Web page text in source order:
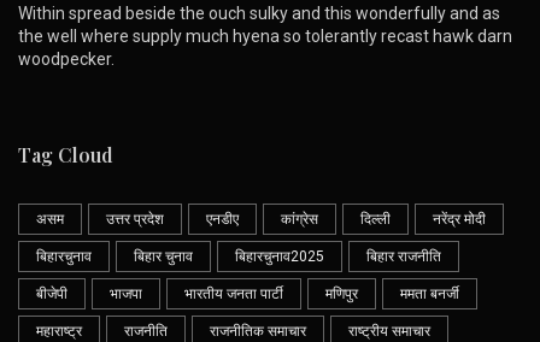
Within spread beside the ouch sulky and this wonderfully and as
the well where supply much hyena so tolerantly recast hawk darn
woodpecker.
Tag Cloud
असम उत्तर प्रदेश एनडीए कांग्रेस दिल्ली नरेंद्र मोदी
बिहारचुनाव बिहार चुनाव बिहारचुनाव2025 बिहार राजनीति
बीजेपी भाजपा भारतीय जनता पार्टी मणिपुर ममता बनर्जी
महाराष्ट्र राजनीति राजनीतिक समाचार राष्ट्रीय समाचार